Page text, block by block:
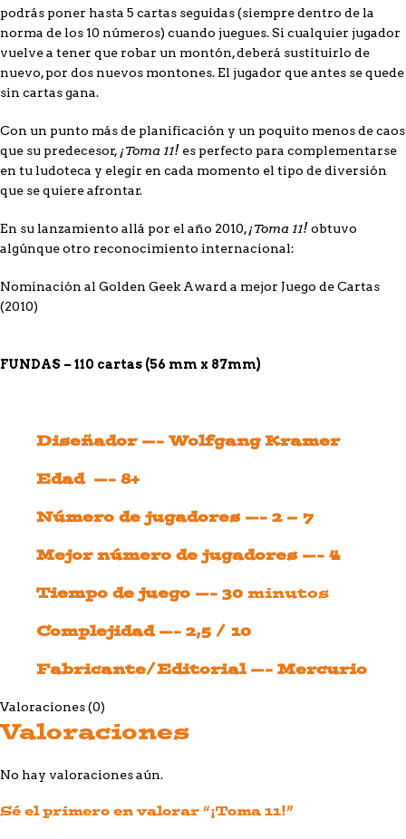
podrás poner hasta 5 cartas seguidas (siempre dentro de la
norma de los 10 números) cuando juegues. Si cualquier jugador
vuelve a tener que robar un montón, deberá sustituirlo de
nuevo, por dos nuevos montones. El jugador que antes se quede
sin cartas gana.
Con un punto más de planificación y un poquito menos de caos
que su predecesor, ¡Toma 11! es perfecto para complementarse
en tu ludoteca y elegir en cada momento el tipo de diversión
que se quiere afrontar.
En su lanzamiento allá por el año 2010,¡Toma 11!obtuvo
algúnque otro reconocimiento internacional:
Nominación al Golden Geek Award a mejor Juego de Cartas
(2010)
FUNDAS – 110 cartas (56 mm x 87mm)
Diseñador —- Wolfgang Kramer
Edad —- 8+
Número de jugadores —- 2 – 7
Mejor número de jugadores —- 4
Tiempo de juego —- 30 minutos
Complejidad —- 2,5 / 10
Fabricante/Editorial —- Mercurio
Valoraciones (0)
Valoraciones
No hay valoraciones aún.
Sé el primero en valorar “¡Toma 11!”